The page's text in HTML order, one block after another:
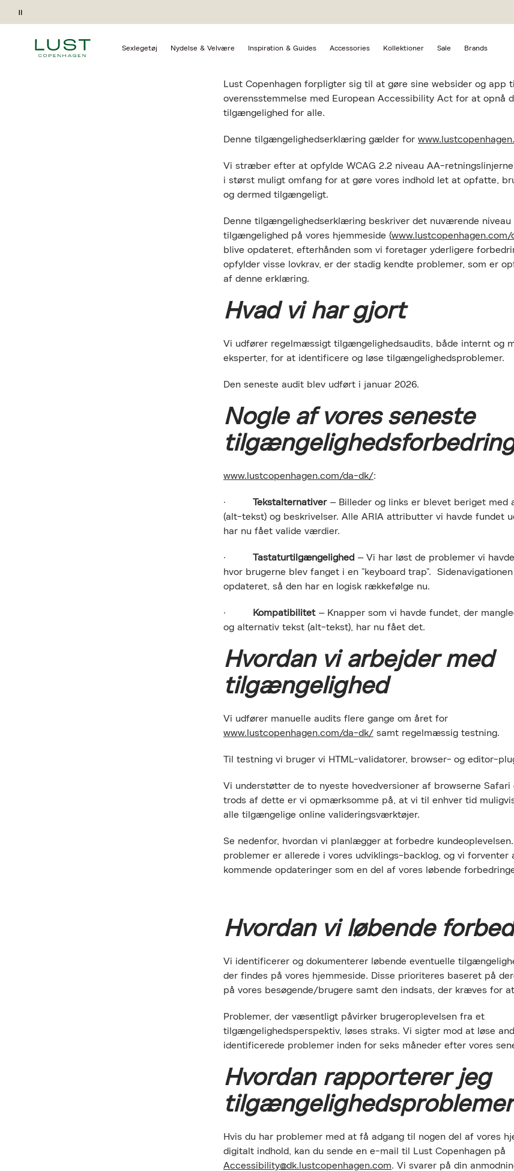
Pause
Sexlegetøj Nydelse & Velvære Inspiration & Guides Accessories Kollektioner Sale Brands
Lust Copenhagen forpligter sig til at gøre sine websider og app
overensstemmelse med European Accessibility Act for at opnå
tilgængelighed for alle.
Denne tilgængelighedserklæring gælder for
Vi stræber efter at opfylde WCAG 2.2 niveau AA-retningslinjerne
i størst muligt omfang for at gøre vores indhold let at opfatte,
og dermed tilgængeligt.
Denne tilgængelighedserklæring beskriver det nuværende niveau
tilgængelighed på vores hjemmeside (
blive opdateret, efterhånden som vi foretager yderligere
opfylder visse lovkrav, er der stadig kendte problemer, som er
af denne erklæring.
Hvad vi har gjort
Vi udfører regelmæssigt tilgængelighedsaudits, både internt og
eksperter, for at identificere og løse tilgængelighedsproblemer.
Den seneste audit blev udført i januar 2026.
Nogle af vores seneste
www.lustcopenhagen.com/da-dk/:
· Tekstalternativer – Billeder og links er blevet beriget med
(alt-tekst) og beskrivelser. Alle ARIA attributter vi havde fundet
har nu fået valide værdier.
· Tastaturtilgængelighed – Vi har løst de problemer vi
hvor brugerne blev fanget i en “keyboard trap”.
opdateret, så den har en logisk rækkefølge nu.
· Kompatibilitet – Knapper som vi havde fundet, der
og alternativ tekst (alt-tekst), har nu fået det.
Hvordan vi arbejder med
tilgængelighed
Vi udfører manuelle audits flere gange om året for
www.lustcopenhagen.com/da-dk/ samt regelmæssig testning.
Til testning vi bruger vi HTML-validatorer, browser- og editor-
Vi understøtter de to nyeste hovedversioner af browserne Safari
trods af dette er vi opmærksomme på, at vi til enhver tid
alle tilgængelige online valideringsværktøjer.
Se nedenfor, hvordan vi planlægger at forbedre
problemer er allerede i vores udviklings-backlog, og vi forventer
kommende opdateringer som en del af vores løbende
Hvordan vi løbende
Vi identificerer og dokumenterer løbende eventuelle
der findes på vores hjemmeside. Disse prioriteres baseret på
på vores besøgende/brugere samt den indsats, der kræves for
Problemer, der væsentligt påvirker brugeroplevelsen fra et
tilgængelighedsperspektiv, løses straks. Vi sigter mod at løse
identificerede problemer inden for seks måneder efter vores
Hvordan rapporterer jeg
Hvis du har problemer med at få adgang til nogen del af vores
digitalt indhold, kan du sende en e-mail til Lust Copenhagen på
Accessibility@dk.lustcopenhagen.com. Vi svarer på din